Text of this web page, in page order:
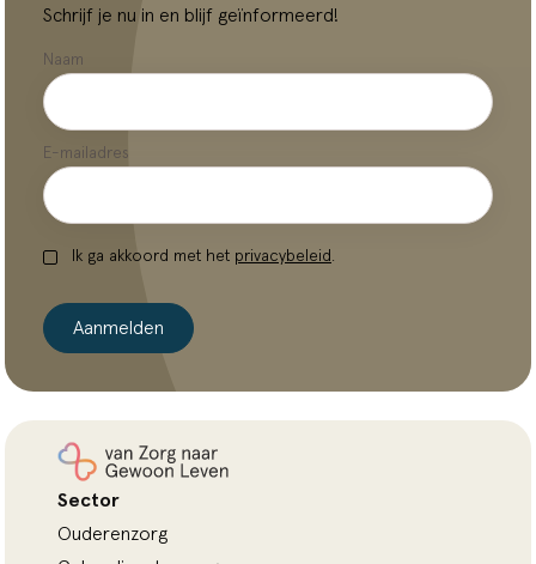
Schrijf je nu in en blijf geïnformeerd!
Naam
E-mailadres
Ik ga akkoord met het privacybeleid .
Aanmelden
Sector
Ouderenzorg